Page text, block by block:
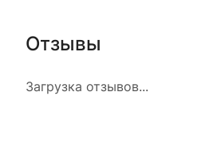
Отзывы
Загрузка отзывов...